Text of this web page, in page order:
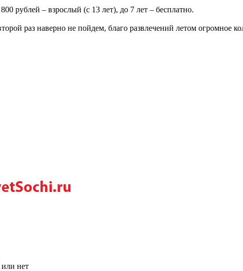
рублей – взрослый (с 13 лет), до 7 лет – бесплатно.
раз наверно не пойдем, благо развлечений летом огромное
или нет